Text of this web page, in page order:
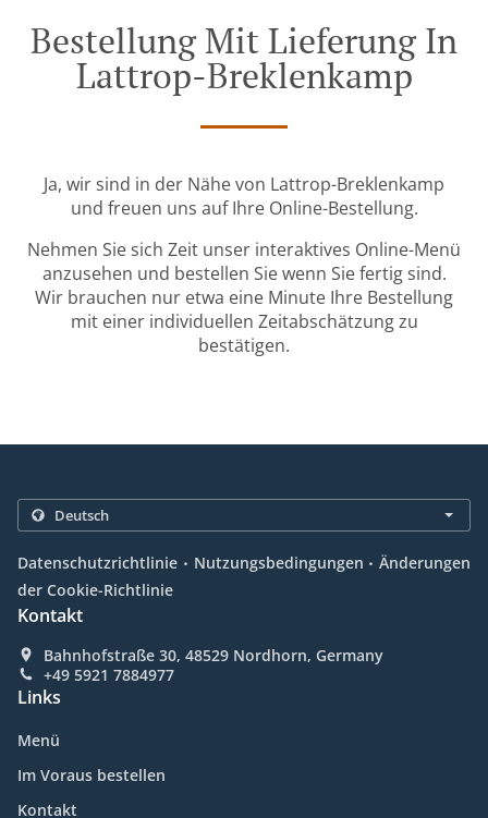
Bestellung Mit Lieferung In
Lattrop-Breklenkamp
Ja, wir sind in der Nähe von Lattrop-Breklenkamp
und freuen uns auf Ihre Online-Bestellung.
Nehmen Sie sich Zeit unser interaktives Online-Menü
anzusehen und bestellen Sie wenn Sie fertig sind.
Wir brauchen nur etwa eine Minute Ihre Bestellung
mit einer individuellen Zeitabschätzung zu
bestätigen.
Datenschutzrichtlinie . Nutzungsbedingungen . Änderungen
der Cookie-Richtlinie
Kontakt
Bahnhofstraße 30, 48529 Nordhorn, Germany
+49 5921 7884977
Links
Menü
Im Voraus bestellen
Kontakt